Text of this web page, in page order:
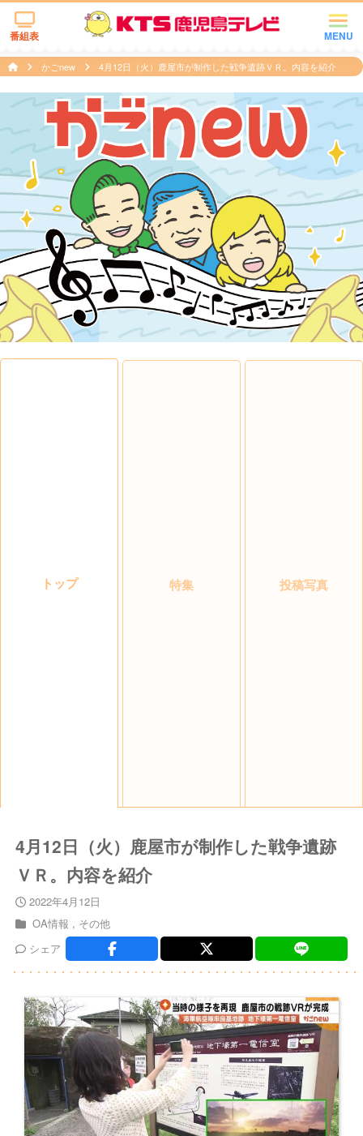
MENU
番組表
かごnew 4月12日（火）鹿屋市が制作した戦争遺跡ＶＲ。内容を紹介
トップ 特集 投稿写真
4月12日（火）鹿屋市が制作した戦争遺跡
ＶＲ。内容を紹介
2022年4月12日
OA情報
その他
シェア